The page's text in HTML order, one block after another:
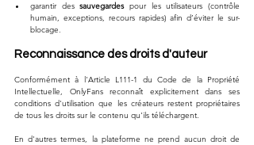
garantir des sauvegardes pour les utilisateurs (contrôle
humain, exceptions, recours rapides) afin d’éviter le sur-
blocage.
Reconnaissance des droits d'auteur
Conformément à l'Article L111-1 du Code de la Propriété
Intellectuelle, OnlyFans reconnaît explicitement dans ses
conditions d'utilisation que les créateurs restent propriétaires
de tous les droits sur le contenu qu'ils téléchargent.
En d'autres termes, la plateforme ne prend aucun droit de